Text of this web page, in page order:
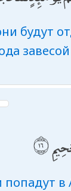
будут
завесой
попадут в